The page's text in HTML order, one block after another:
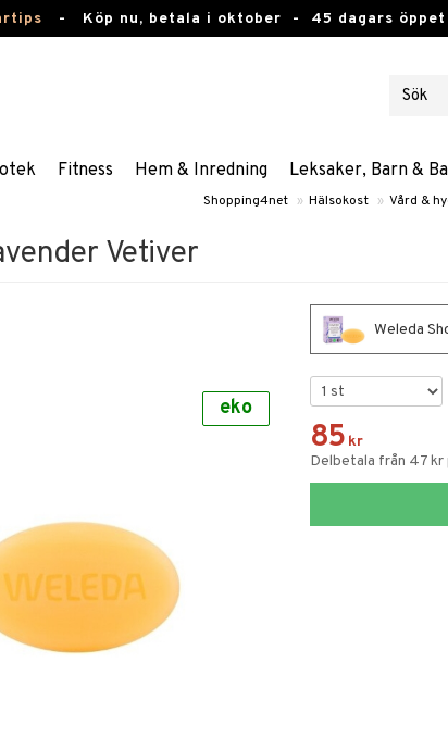
- Köp nu, betala i oktober - 45 dagars öppet
Fitness Hem & Inredning Leksaker, Barn &
Shopping4net » Hälsokost » Vård &
Vetiver
eko
Weleda
85 kr
Delbetala från 47 kr